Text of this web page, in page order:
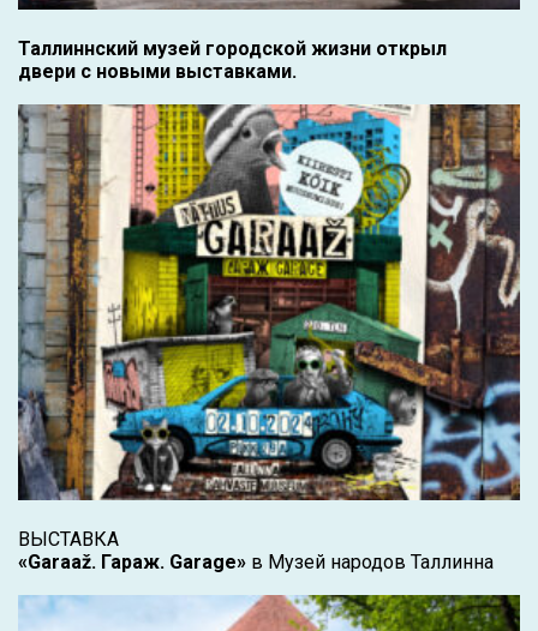
Таллиннский музей городской жизни открыл
двери с новыми выставками.
ВЫСТАВКА
«Garaaž. Гараж. Garage» в Музей народов Таллинна